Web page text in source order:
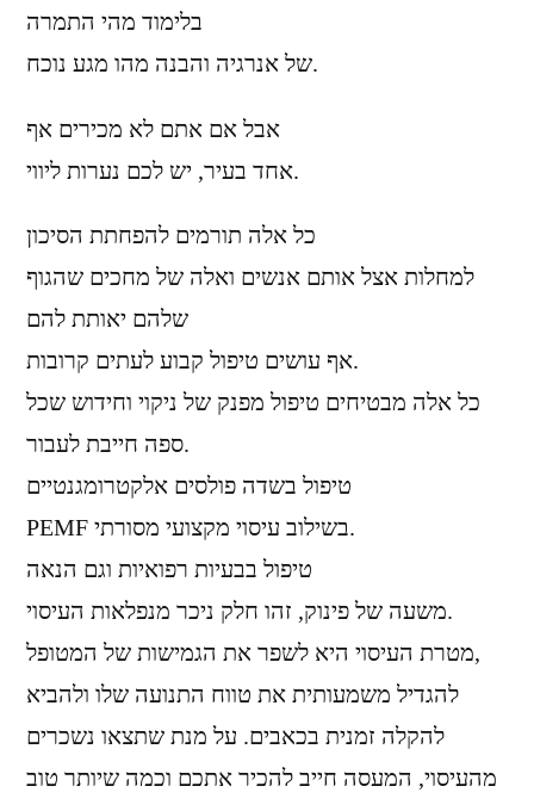
בלימוד מהי התמרה
של אנרגיה והבנה מהו מגע נוכח.
אבל אם אתם לא מכירים אף
אחד בעיר, יש לכם נערות ליווי.
כל אלה תורמים להפחתת הסיכון
למחלות אצל אותם אנשים ואלה של מחכים שהגוף
שלהם יאותת להם
אף עושים טיפול קבוע לעתים קרובות.
כל אלה מבטיחים טיפול מפנק של ניקוי וחידוש שכל
ספה חייבת לעבור.
טיפול בשדה פולסים אלקטרומגנטיים
PEMF בשילוב עיסוי מקצועי מסורתי.
טיפול בבעיות רפואיות וגם הנאה
משעה של פינוק, זהו חלק ניכר מנפלאות העיסוי.
מטרת העיסוי היא לשפר את הגמישות של המטופל,
להגדיל משמעותית את טווח התנועה שלו ולהביא
להקלה זמנית בכאבים. על מנת שתצאו נשכרים
מהעיסוי, המעסה חייב להכיר אתכם וכמה שיותר טוב